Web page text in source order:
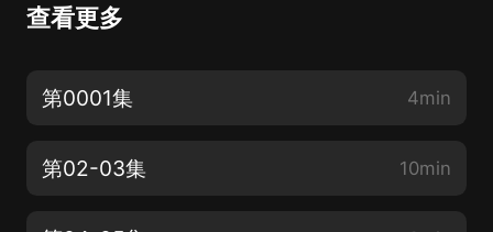
查看更多
第0001集 4min
第02-03集 10min